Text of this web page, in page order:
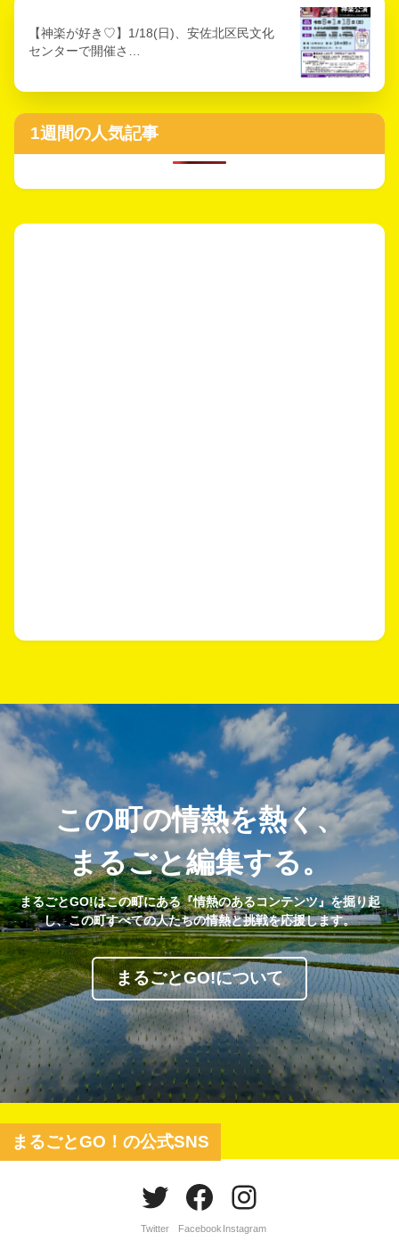
【神楽が好き♡】1/18(日)、安佐北区民文化
センターで開催さ…
1週間の人気記事
この町の情熱を熱く、
まるごと編集する。
まるごとGO!はこの町にある『情熱のあるコンテンツ』を掘り起
し、この町すべての人たちの情熱と挑戦を応援します。
まるごとGO!について
まるごとGO！の公式SNS